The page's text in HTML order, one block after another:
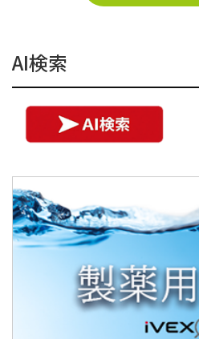
AI検索